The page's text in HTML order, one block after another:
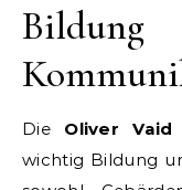
Die Oliver Vaid
wichtig Bildung